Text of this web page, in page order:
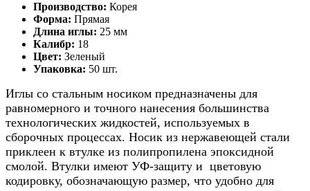
Производство: Корея
Форма: Прямая
Длина иглы: 25 мм
Калибр: 18
Цвет: Зеленый
Упаковка: 50 шт.
Иглы со стальным носиком предназначены для
равномерного и точного нанесения большинства
технологических жидкостей, используемых в
сборочных процессах. Носик из нержавеющей стали
приклеен к втулке из полипропилена эпоксидной
смолой. Втулки имеют УФ-защиту и цветовую
кодировку, обозначающую размер, что удобно для